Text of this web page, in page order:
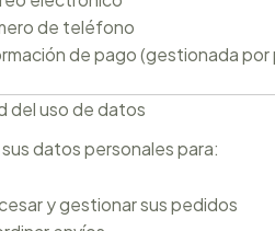
de teléfono
de pago (gestionada
del uso de datos
datos personales para:
y gestionar sus pedidos